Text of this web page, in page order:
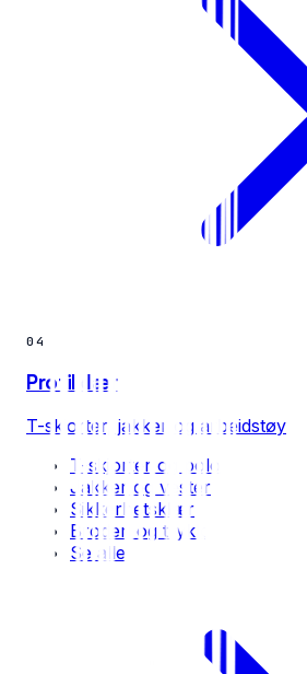
04
Profilklær
T-skjorter, jakker og arbeidstøy
T-skjorter og polo
Jakker og vester
Sikkerhetsklær
Broderi og trykk
Se alle